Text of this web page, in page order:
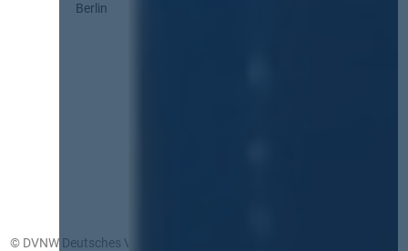
Berlin
© DVNW Deutsches Vergabenetzwerk GmbH